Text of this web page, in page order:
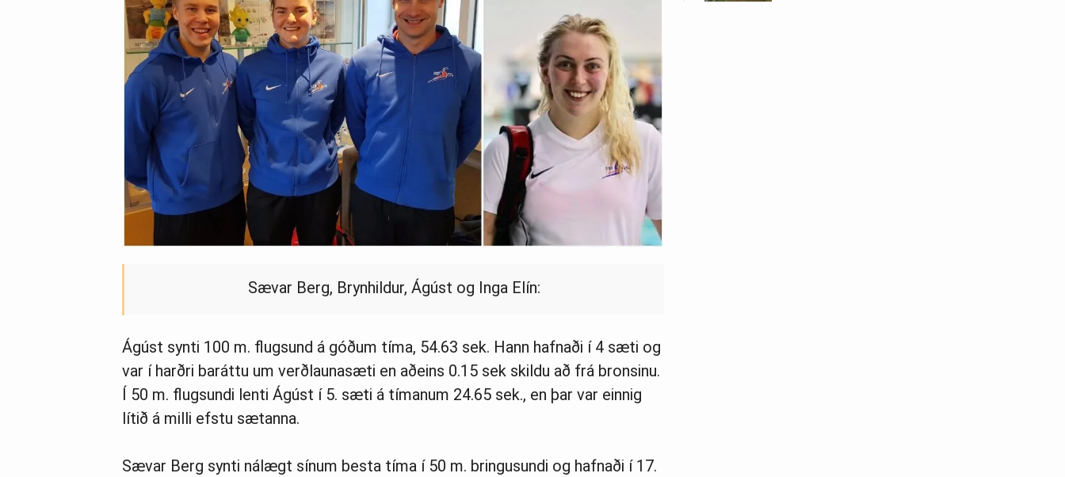
Sævar Berg, Brynhildur, Ágúst og Inga Elín:
Ágúst synti 100 m. flugsund á góðum tíma, 54.63 sek. Hann hafnaði í 4 sæti og
var í harðri baráttu um verðlaunasæti en aðeins 0.15 sek skildu að frá bronsinu.
Í 50 m. flugsundi lenti Ágúst í 5. sæti á tímanum 24.65 sek., en þar var einnig
lítið á milli efstu sætanna.
Sævar Berg synti nálægt sínum besta tíma í 50 m. bringusundi og hafnaði í 17.